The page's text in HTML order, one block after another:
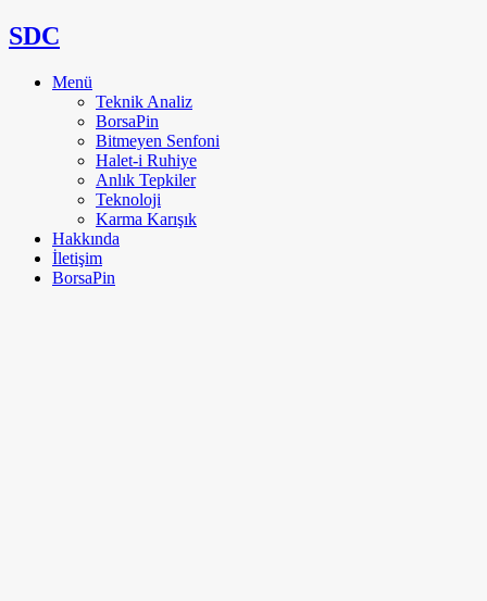
SDC
Menü
Teknik Analiz
BorsaPin
Bitmeyen Senfoni
Halet-i Ruhiye
Anlık Tepkiler
Teknoloji
Karma Karışık
Hakkında
İletişim
BorsaPin